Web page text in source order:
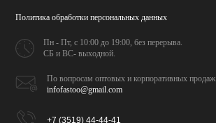
Политика обработкиперсональных данных
Пн - Пт, с 10:00 до 19:00,без перерыва.
СБ и ВС- выходной.
По вопросам оптовых икорпоративных продаж
infofastoo@gmail.com
+7 (3519) 44-44-41